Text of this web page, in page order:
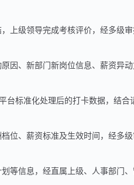
级领导完成考核评价，经多级
因、新部门新岗位信息、薪资异
标准化处理后的打卡数据，结
位、薪资标准及生效时间，经多
等信息，经直属上级、人事部门